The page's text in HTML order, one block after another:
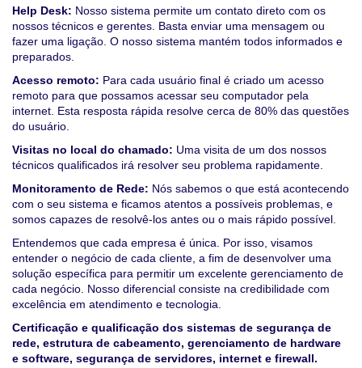
Help Desk: Nosso sistema permite um contato direto com os
nossos técnicos e gerentes. Basta enviar uma mensagem ou
fazer uma ligação. O nosso sistema mantém todos informados e
preparados.
Acesso remoto: Para cada usuário final é criado um acesso
remoto para que possamos acessar seu computador pela
internet. Esta resposta rápida resolve cerca de 80% das questões
do usuário.
Visitas no local do chamado: Uma visita de um dos nossos
técnicos qualificados irá resolver seu problema rapidamente.
Monitoramento de Rede: Nós sabemos o que está acontecendo
com o seu sistema e ficamos atentos a possíveis problemas, e
somos capazes de resolvê-los antes ou o mais rápido possível.
Entendemos que cada empresa é única. Por isso, visamos
entender o negócio de cada cliente, a fim de desenvolver uma
solução específica para permitir um excelente gerenciamento de
cada negócio. Nosso diferencial consiste na credibilidade com
excelência em atendimento e tecnologia.
Certificação e qualificação dos sistemas de segurança de
rede, estrutura de cabeamento, gerenciamento de hardware
e software, segurança de servidores, internet e firewall.